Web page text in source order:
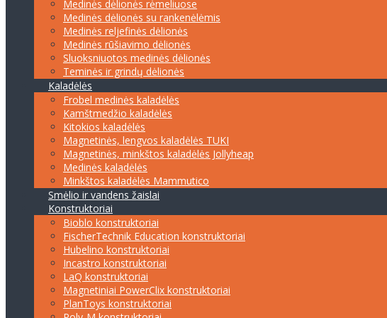
Medinės dėlionės rėmeliuose
Medinės dėlionės su rankenėlėmis
Medinės reljefinės dėlionės
Medinės rūšiavimo dėlionės
Sluoksniuotos medinės dėlionės
Teminės ir grindų dėlionės
Kaladėlės
Frobel medinės kaladėlės
Kamštmedžio kaladėlės
Kitokios kaladėlės
Magnetinės, lengvos kaladėlės TUKI
Magnetinės, minkštos kaladėlės Jollyheap
Medinės kaladėlės
Minkštos kaladėlės Mammutico
Smėlio ir vandens žaislai
Konstruktoriai
Bioblo konstruktoriai
FischerTechnik Education konstruktoriai
Hubelino konstruktoriai
Incastro konstruktoriai
LaQ konstruktoriai
Magnetiniai PowerClix konstruktoriai
PlanToys konstruktoriai